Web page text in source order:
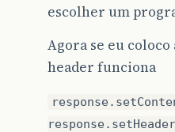
escolher um
Agora se eu coloco
header funciona